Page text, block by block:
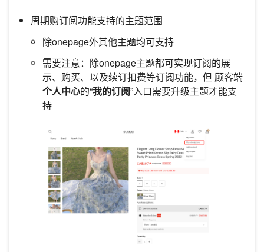
周期购订阅功能支持的主题范围
除onepage外其他主题均可支持
需要注意：除onepage主题都可实现订阅的展
示、购买、以及续订扣费等订阅功能，但 顾客端
个人中心的“我的订阅”入口需要升级主题才能支
持